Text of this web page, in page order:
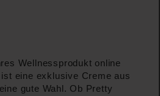
Wellnessprodukt online
eine exklusive Creme aus
gute Wahl. Ob Pretty